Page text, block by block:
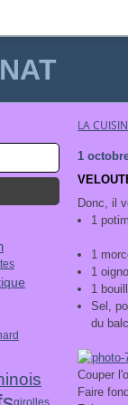
girolles
LA
1
Donc, il
1
1
1
1
Sel,
du
Couper
Faire